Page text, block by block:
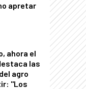
apretar
ahora el
las
agro
"Los